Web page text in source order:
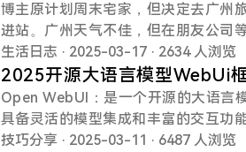
博主原计划周末宅家，但决定去广州
进站。广州天气不佳，但在朋友公司
自然和阅读的乐趣。这次旅行虽有小
生活日志 · 2025-03-17 · 2634 人浏览
2025开源大语言模型WebUi
Open WebUI：是一个开源的大语言
具备灵活的模型集成和丰富的交互功
需求。Dify：是一个开源的大语言模
技巧分享 · 2025-03-11 · 6487 人浏览